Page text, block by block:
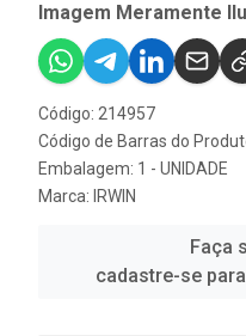
Imagem Meramente
Código: 214957
Código de Barras do
Embalagem: 1 - UNIDADE
Marca: IRWIN
Faça
cadastre-se